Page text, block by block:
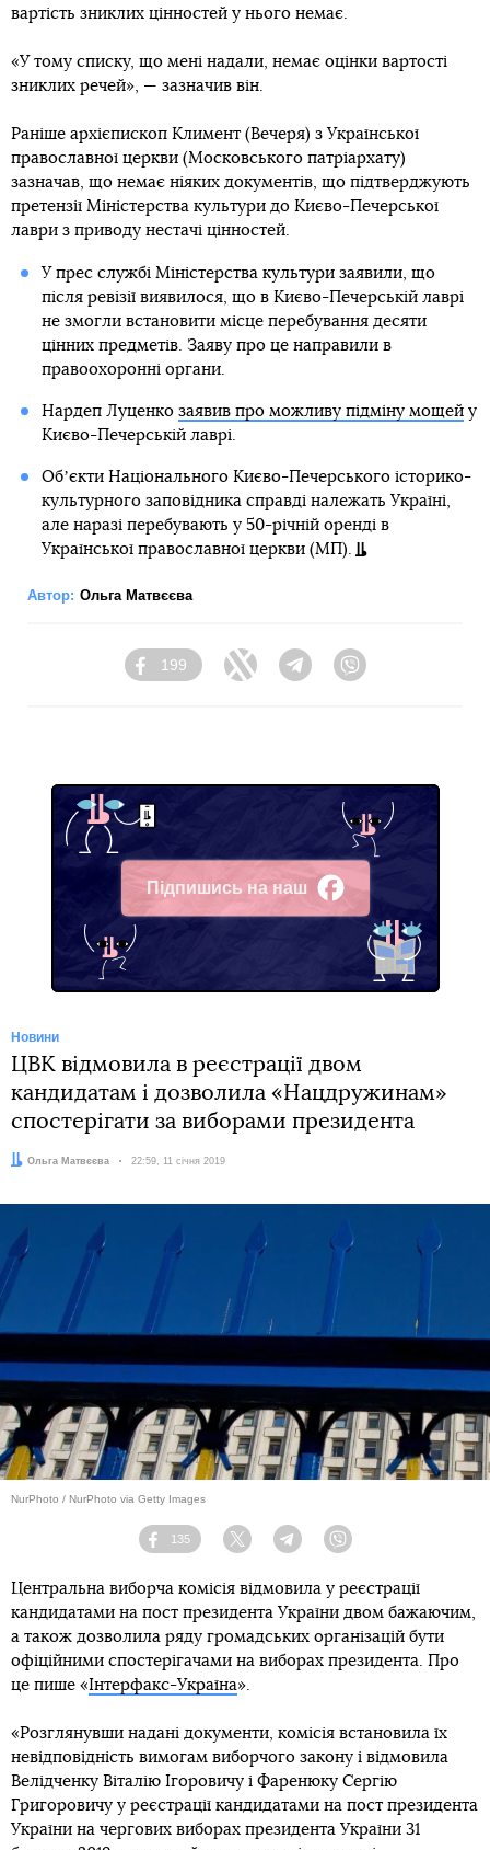
вартість зниклих цінностей у нього немає.
«У тому списку, що мені надали, немає оцінки вартості
зниклих речей», — зазначив він.
Раніше архієпископ Климент (Вечеря) з Української
православної церкви (Московського патріархату)
зазначав, що немає ніяких документів, що підтверджують
претензії Міністерства культури до Києво-Печерської
лаври з приводу нестачі цінностей.
У прес службі Міністерства культури заявили, що
після ревізії виявилося, що в Києво-Печерській лаврі
не змогли встановити місце перебування десяти
цінних предметів. Заяву про це направили в
правоохоронні органи.
Нардеп Луценко заявив про можливу підміну мощейу
Києво-Печерській лаврі.
Обʼєкти Національного Києво-Печерського історико-
культурного заповідника справді належать Україні,
але наразі перебувають у 50-річній оренді в
Української православної церкви (МП).
Автор: Ольга Матвєєва
Facebook
199
Twitter Telegram
Підпишись на наш
Facebook
Новини
ЦВК відмовила в реєстрації двом
кандидатам і дозволила «Нацдружинам»
спостерігати за виборами президента
Автор:
Ольга Матвєєва Дата:
22:59, 11 січня 2019
NurPhoto / NurPhoto via Getty Images
Facebook
135
Twitter TelegramViber
Центральна виборча комісія відмовила у реєстрації
кандидатами на пост президента України двом бажаючим,
а також дозволила ряду громадських організацій бути
офіційними спостерігачами на виборах президента. Про
це пише «Інтерфакс-Україна».
«Розглянувши надані документи, комісія встановила їх
невідповідність вимогам виборчого закону і відмовила
Велідченку Віталію Ігоровичу і Фаренюку Сергію
Григоровичу у реєстрації кандидатами на пост президента
України на чергових виборах президента України 31